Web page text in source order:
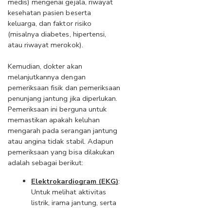
medis) mengenai gejala, riwayat
kesehatan pasien beserta
keluarga, dan faktor risiko
(misalnya diabetes, hipertensi,
atau riwayat merokok).
Kemudian, dokter akan
melanjutkannya dengan
pemeriksaan fisik dan pemeriksaan
penunjang jantung jika diperlukan.
Pemeriksaan ini berguna untuk
memastikan apakah keluhan
mengarah pada serangan jantung
atau angina tidak stabil. Adapun
pemeriksaan yang bisa dilakukan
adalah sebagai berikut:
Elektrokardiogram (EKG):
Untuk melihat aktivitas
listrik, irama jantung, serta